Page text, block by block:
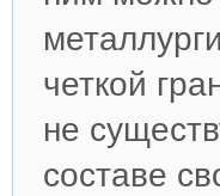
четкой
не
составе